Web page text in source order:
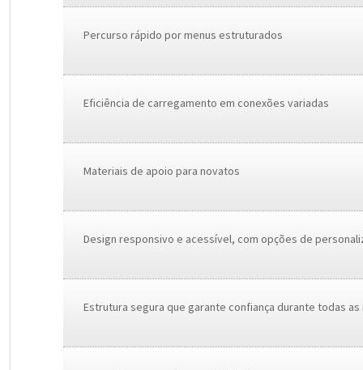
Percurso rápido por menus estruturados
Eficiência de carregamento em conexões variadas
Materiais de apoio para novatos
Design responsivo e acessível, com opções de
Estrutura segura que garante confiança durante todas